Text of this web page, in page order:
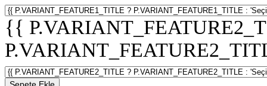
{{